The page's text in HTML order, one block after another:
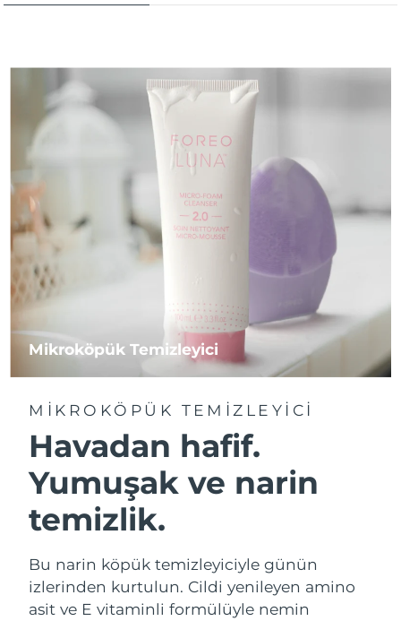
Mikroköpük Temizleyici
MIKROKÖPÜK TEMIZLEYICI
Havadan hafif.
Yumuşak ve narin
temizlik.
Bu narin köpük temizleyiciyle günün
izlerinden kurtulun. Cildi yenileyen amino
asit ve E vitaminli formülüyle nemin